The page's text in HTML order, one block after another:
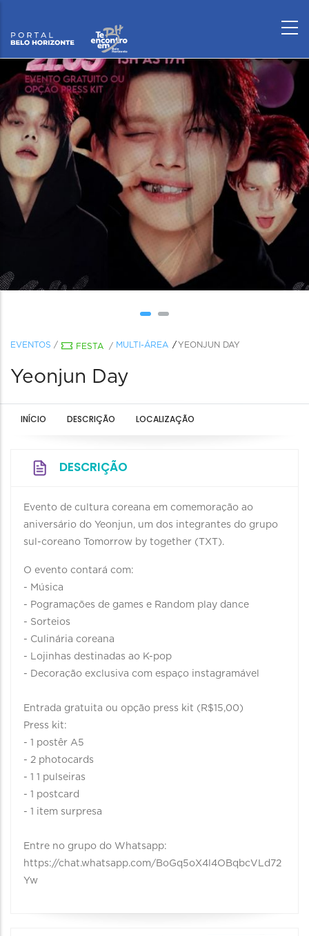
EVENTOS / FESTA / MULTI-ÁREA YEONJUN DAY
Yeonjun Day
INÍCIO DESCRIÇÃO LOCALIZAÇÃO
DESCRIÇÃO
Evento de cultura coreana em comemoração ao
aniversário do Yeonjun, um dos integrantes do grupo
sul-coreano Tomorrow by together (TXT).
O evento contará com:
- Música
- Pogramações de games e Random play dance
- Sorteios
- Culinária coreana
- Lojinhas destinadas ao K-pop
- Decoração exclusiva com espaço instagramável
Entrada gratuita ou opção press kit (R$15,00)
Press kit:
- 1 postêr A5
- 2 photocards
- 1 1 pulseiras
- 1 postcard
- 1 item surpresa
Entre no grupo do Whatsapp:
https://chat.whatsapp.com/BoGq5oX4l4OBqbcVLd72
Yw